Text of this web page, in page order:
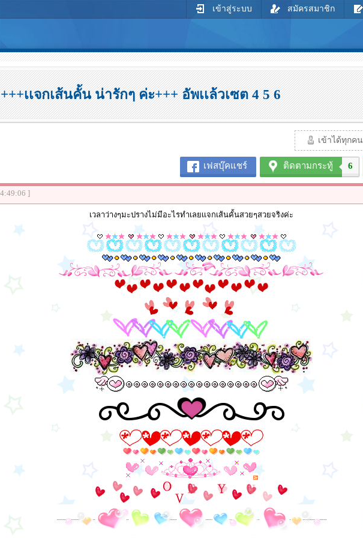
เข้าสู่ระบบ สมัครสมาชิก
+++เเจกเส้นคั้น น่ารักๆ ค่ะ+++ อัพเเล้วเซต 4 5 6
เข้าได้ทุกคน
เฟสบุ๊คแชร์ ติดตามกระทู้ 6
]
เวลาว่างๆมะปรางไม่มีอะไรทำเลยเเจกเส้นคั้นสวยๆสวยจริงค่ะ